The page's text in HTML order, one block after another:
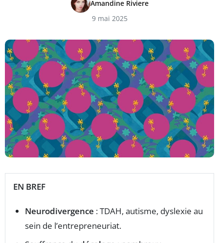
Amandine Riviere
9 mai 2025
EN BREF
Neurodivergence : TDAH, autisme, dyslexie au
sein de l’entrepreneuriat.